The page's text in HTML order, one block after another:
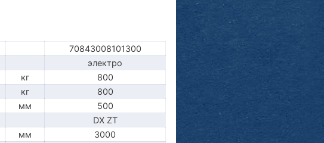
70843008101300
электро
кг
800
кг
800
мм
500
DX ZT
мм
3000